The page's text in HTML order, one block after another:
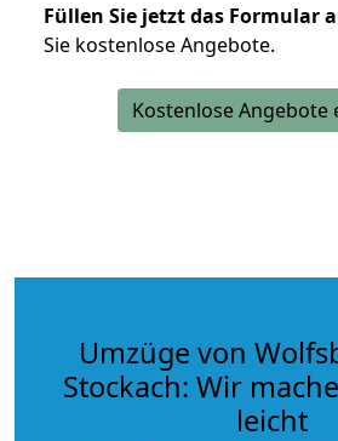
Füllen Sie jetzt das Formular
Sie kostenlose Angebote.
Kostenlose Angebote
Umzüge von
Stockach: Wir
leicht